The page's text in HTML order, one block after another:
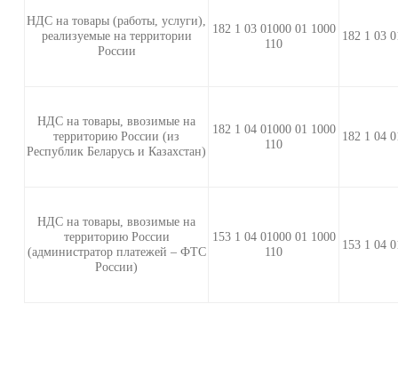
НДС на товары (работы, услуги),
реализуемые на территории
России
182 1 03 01000 01 1000
110
182 1 03
НДС на товары, ввозимые на
территорию России (из
Республик Беларусь и Казахстан)
182 1 04 01000 01 1000
110
182 1 04
НДС на товары, ввозимые на
территорию России
(администратор платежей – ФТС
России)
153 1 04 01000 01 1000
110
153 1 04